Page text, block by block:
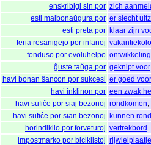
enskribigi sin por zich
esti malbonaŭgura por er slecht
esti preta por klaar zijn
feria resanigejo por infanoj
fonduso por evoluhelpo
ĝuste taŭga por geknipt voor
havi bonan ŝancon por sukcesi er goed
havi inklinon por een zwak
havi sufiĉe por siaj bezonoj rondkomen
havi sufiĉe por sian bezonoj kunnen
horindikilo por forveturoj vertrekbord
impostmarko por biciklistoj rijwielplaatje